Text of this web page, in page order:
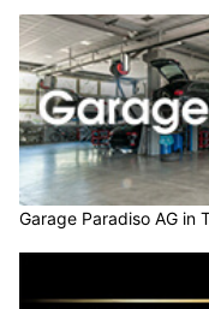
Garage Paradiso AG in